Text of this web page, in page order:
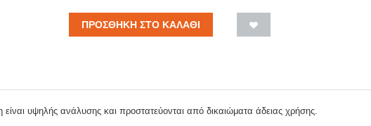
ΠΡΟΣΘΉΚΗ ΣΤΟ ΚΑΛΆΘΙ
υψηλής ανάλυσης και προστατεύονται από δικαιώματα άδειας χρήσης.